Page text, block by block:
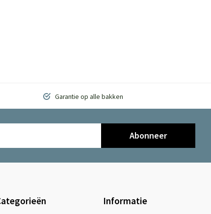
Garantie op alle bakken
Abonneer
Informatie